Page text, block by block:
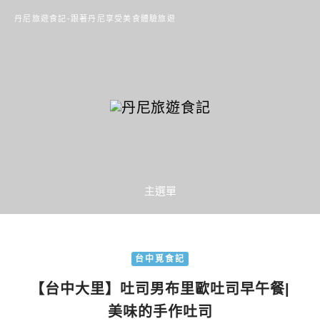
丹尼旅遊食記-跟著丹尼享受美食體驗旅遊
主選單
台中覓食記
【台中大里】吐司男布里歐吐司早午餐|
美味的手作吐司